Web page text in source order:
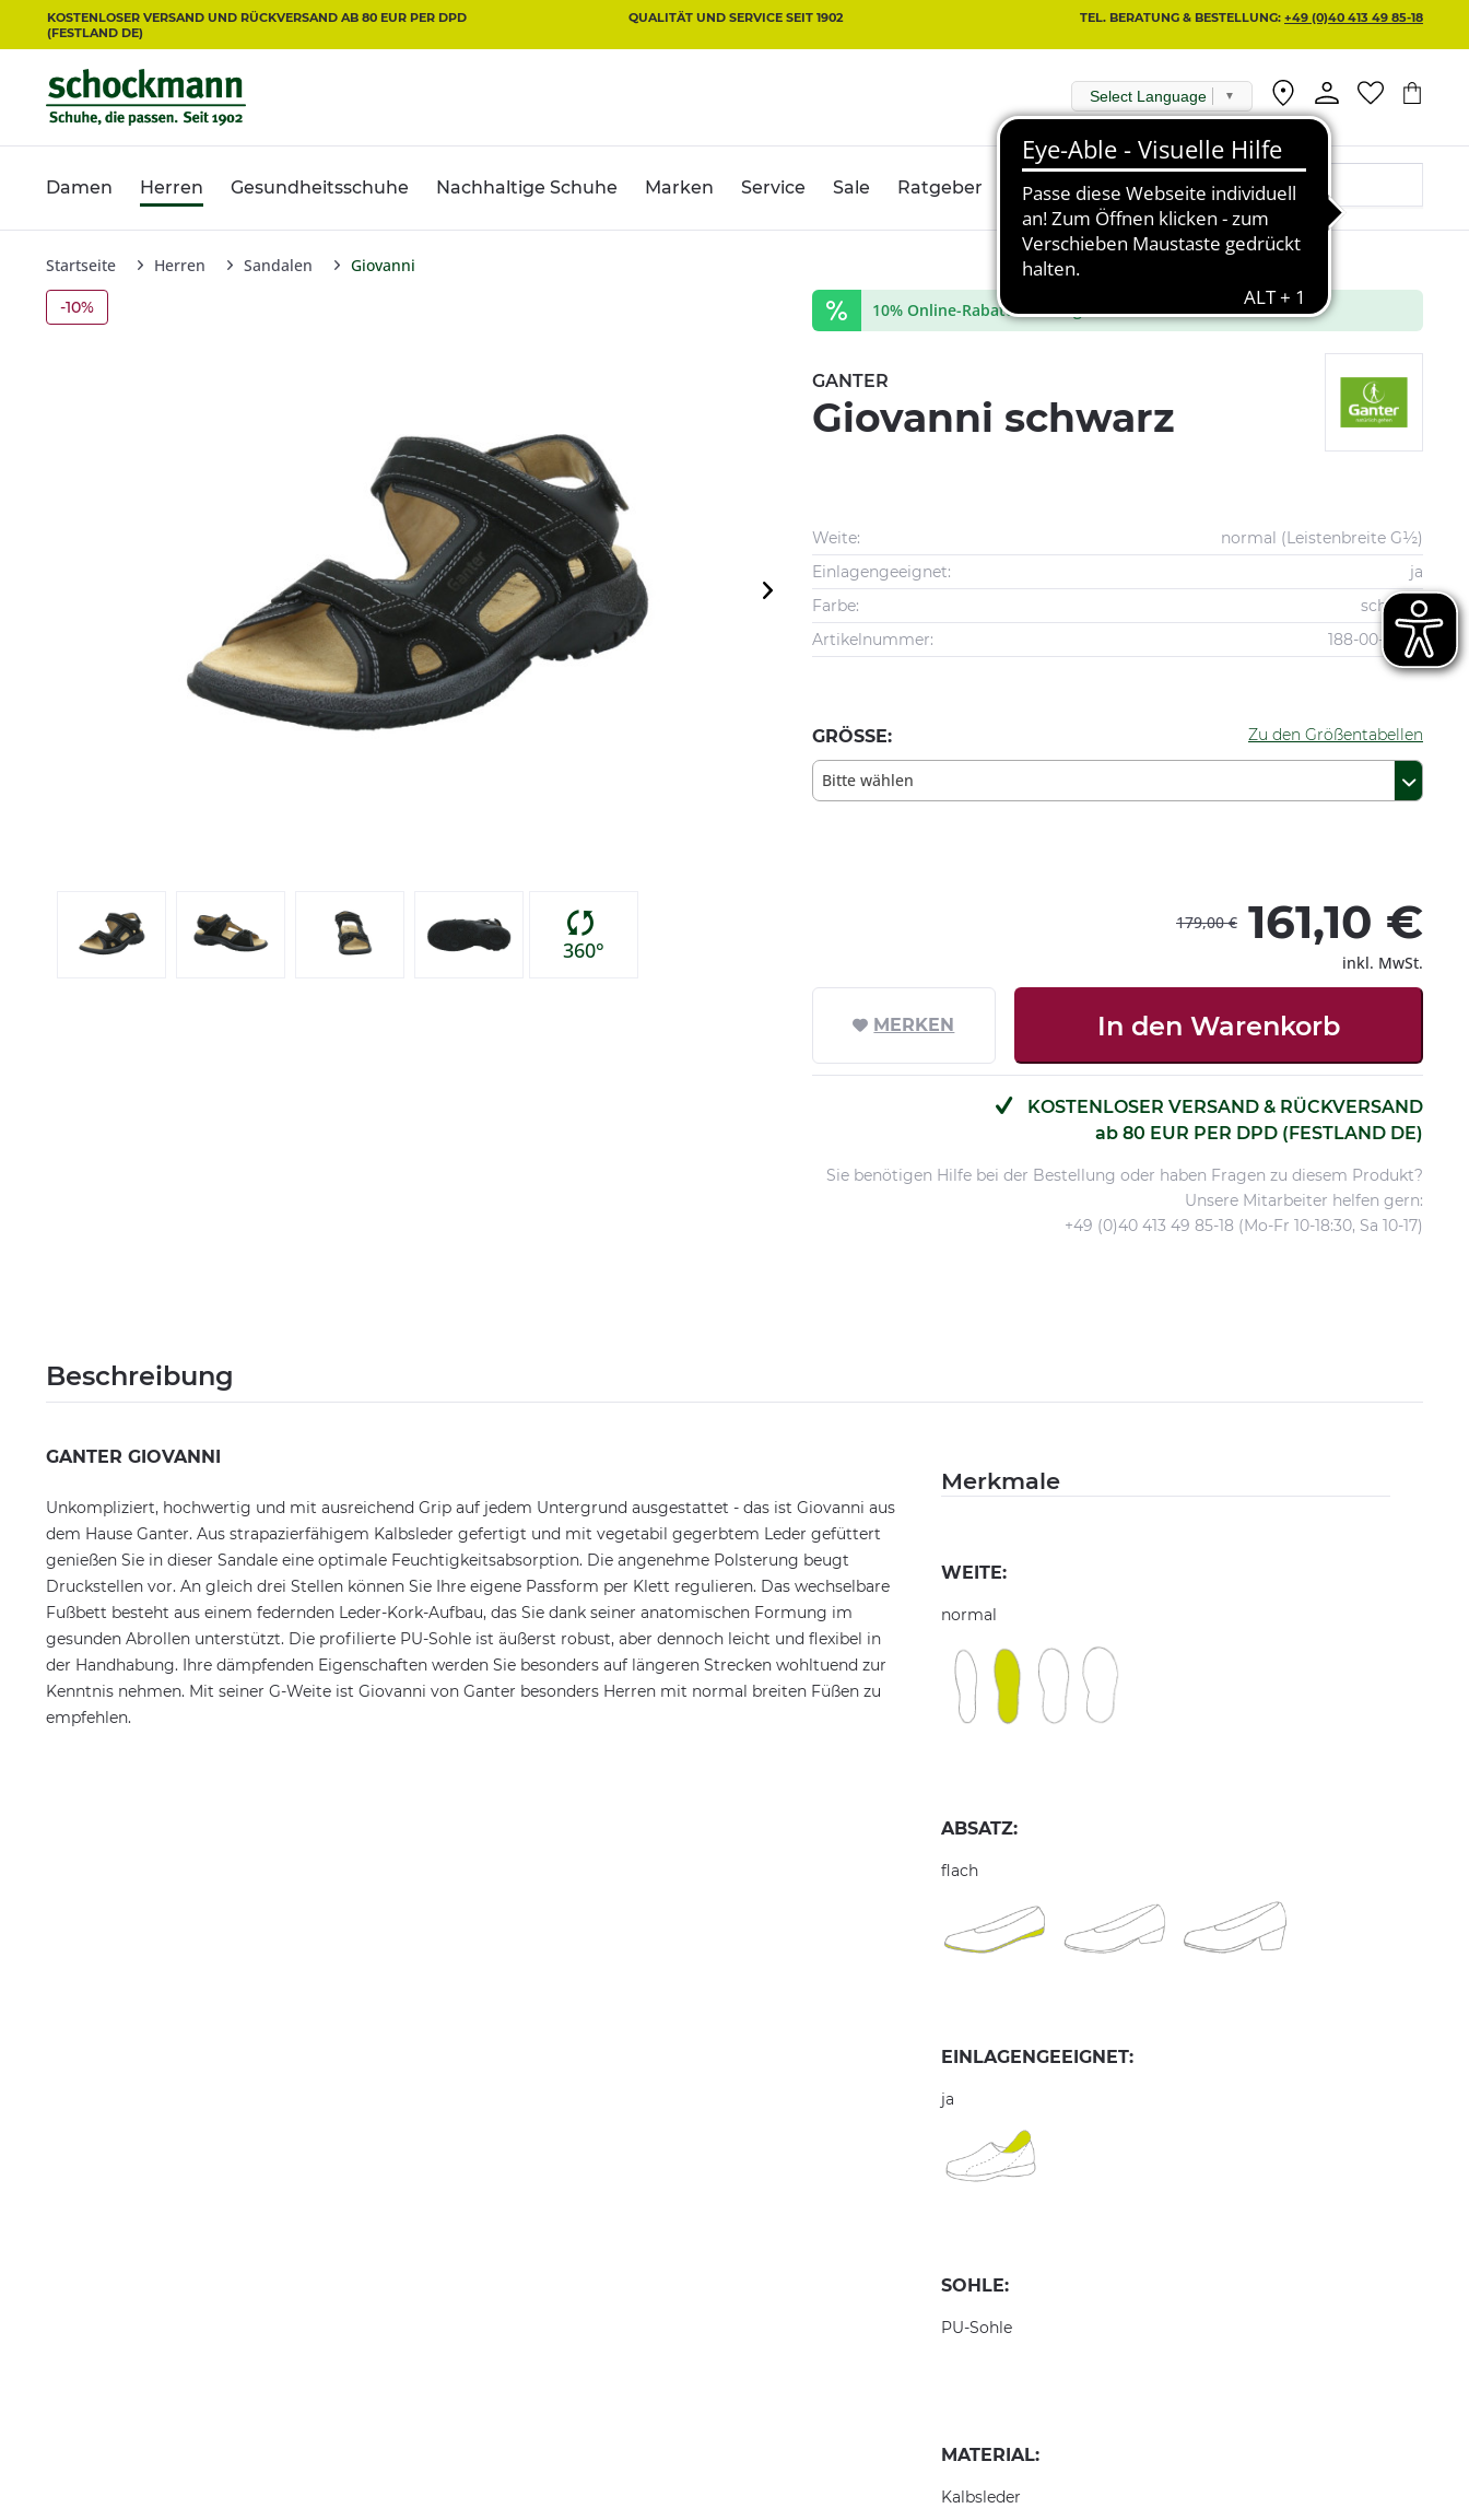
KOSTENLOSER VERSAND UND RÜCKVERSAND AB 80 EUR PER DPD
(FESTLAND DE)
QUALITÄT UND SERVICE SEIT 1902 TEL. BERATUNG & BESTELLUNG: +49 (0)40 413 49 85-18
Select Language ▼
Damen Herren Gesundheitsschuhe Nachhaltige Schuhe Marken Service Sale Ratgeber
Startseite Herren Sandalen Giovanni
-10%
360°
10% Online-Rabatt aus ausgewählte Marken
GANTER
Giovanni schwarz
Weite:
normal (Leistenbreite G½)
Einlagengeeignet:
ja
Farbe:
schwarz
Artikelnummer:
188-00-0040
GRÖSSE: Zu den Größentabellen
Bitte wählen
161,10 €
179,00 €
inkl. MwSt.
MERKEN In den Warenkorb
KOSTENLOSER VERSAND & RÜCKVERSAND
ab 80 EUR PER DPD (FESTLAND DE)
Sie benötigen Hilfe bei der Bestellung oder haben Fragen zu diesem Produkt?
Unsere Mitarbeiter helfen gern:
+49 (0)40 413 49 85-18 (Mo-Fr 10-18:30, Sa 10-17)
Beschreibung
GANTER GIOVANNI
Unkompliziert, hochwertig und mit ausreichend Grip auf jedem Untergrund ausgestattet - das ist Giovanni aus
dem Hause Ganter. Aus strapazierfähigem Kalbsleder gefertigt und mit vegetabil gegerbtem Leder gefüttert
genießen Sie in dieser Sandale eine optimale Feuchtigkeitsabsorption. Die angenehme Polsterung beugt
Druckstellen vor. An gleich drei Stellen können Sie Ihre eigene Passform per Klett regulieren. Das wechselbare
Fußbett besteht aus einem federnden Leder-Kork-Aufbau, das Sie dank seiner anatomischen Formung im
gesunden Abrollen unterstützt. Die profilierte PU-Sohle ist äußerst robust, aber dennoch leicht und flexibel in
der Handhabung. Ihre dämpfenden Eigenschaften werden Sie besonders auf längeren Strecken wohltuend zur
Kenntnis nehmen. Mit seiner G-Weite ist Giovanni von Ganter besonders Herren mit normal breiten Füßen zu
empfehlen.
Merkmale
WEITE:
normal
ABSATZ:
flach
EINLAGENGEEIGNET:
ja
SOHLE:
PU-Sohle
MATERIAL:
Kalbsleder